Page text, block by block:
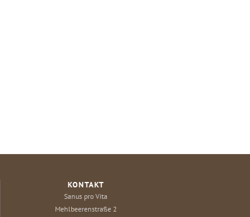
KONTAKT
Sanus pro Vita
Mehlbeerenstraße 2